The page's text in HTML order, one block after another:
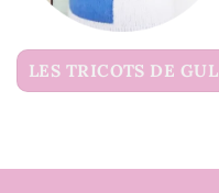
LES TRICOTS DE GUL